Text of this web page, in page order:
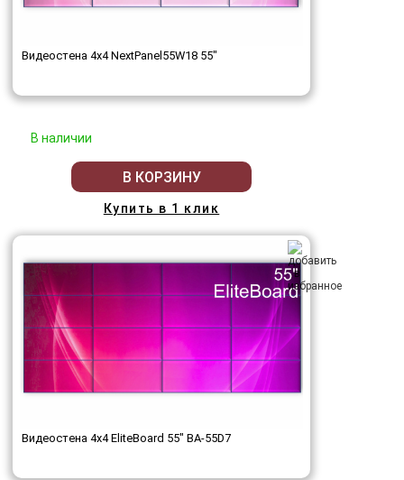
Видеостена 4x4 NextPanel55W18 55"
В наличии
В КОРЗИНУ
Купить в 1 клик
Видеостена 4x4 EliteBoard 55" BA-55D7